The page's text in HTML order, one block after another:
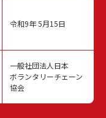
令和9年 5月15日
一般社団法人日本
ボランタリーチェーン
協会